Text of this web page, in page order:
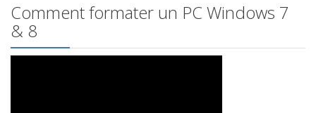
Comment formater un PC Windows 7
& 8